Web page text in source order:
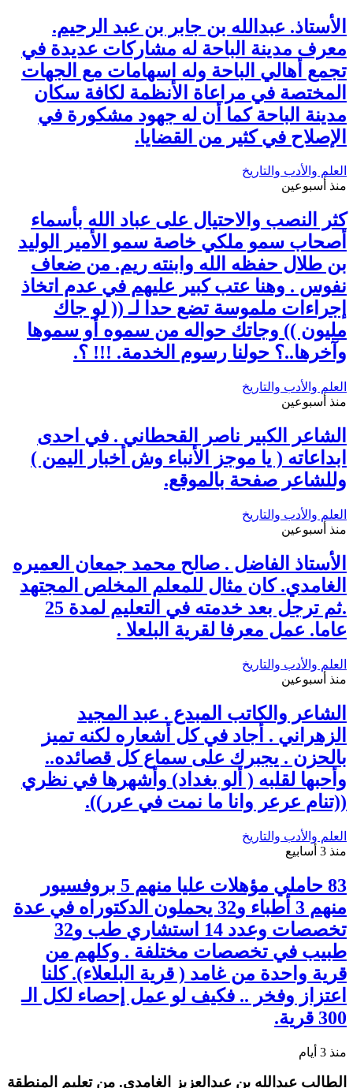
الأستاذ. عبدالله بن جابر بن عبد الرحيم.
معرف مدينة الباحة له مشاركات عديدة في
تجمع أهالي الباحة وله اسهامات مع الجهات
المختصة في مراعاة الأنظمة لكافة سكان
مدينة الباحة كما أن له جهود مشكورة في
الإصلاح في كثير من القضايا.
العلم والأدب والتاريخ
منذ أسبوعين
كثر النصب والاحتيال على عباد الله بأسماء
أصحاب سمو ملكي خاصة سمو الأمير الوليد
بن طلال حفظه الله وابنته ريم. من ضعاف
نفوس . وهنا عتب كبير عليهم في عدم اتخاذ
إجراءات ملموسة تضع حدا لـ (( لو جاك
مليون )) وجاتك حواله من سموه أو سموها
وآخرها..؟ حولنا رسوم الخدمة. !!! ؟.
العلم والأدب والتاريخ
منذ أسبوعين
الشاعر الكبير ناصر القحطاني . في احدى
ابداعاته ( يا موجز الأنباء وش أخبار اليمن )
وللشاعر صفحة بالموقع.
العلم والأدب والتاريخ
منذ أسبوعين
الأستاذ الفاضل . صالح محمد جمعان العميره
الغامدي. كان مثال للمعلم المخلص المجتهد
.ثم ترجل بعد خدمته في التعليم لمدة 25
عاما. عمل معرفا لقرية البلعلا .
العلم والأدب والتاريخ
منذ أسبوعين
الشاعر والكاتب المبدع . عبد المجيد
الزهراني . أجاد في كل أشعاره لكنه تميز
بالحزن . يجبرك على سماع كل قصائده..
وأحبها لقلبه ( ألو بغداد) وأشهرها في نظري
((تنام عرعر وانا ما نمت في عرر)).
العلم والأدب والتاريخ
منذ 3 أسابيع
83 حاملي مؤهلات عليا منهم 5 بروفسيور
منهم 3 أطباء و32 يحملون الدكتوراه في عدة
تخصصات وعدد 14 استشاري طب و32
طبيب في تخصصات مختلفة . وكلهم من
قرية واحدة من غامد ( قرية البلعلاء). كلنا
اعتزاز وفخر .. فكيف لو عمل إحصاء لكل الـ
300 قرية.
منذ 3 أيام
الطالب عبدالله بن عبدالعزيز الغامدي. من تعليم المنطقة